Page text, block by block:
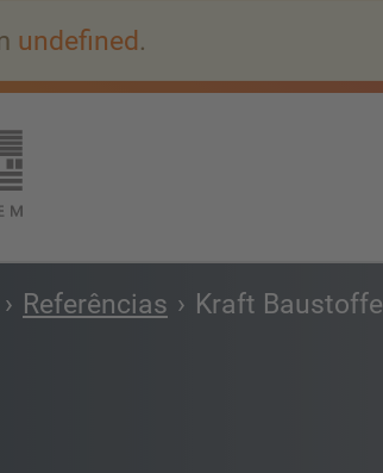
undefined.
Referências Kraft Baustoffe